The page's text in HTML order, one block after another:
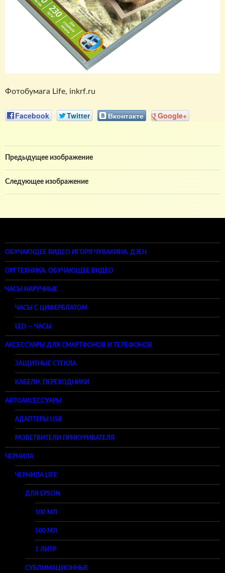
Фотобумага Life, inkrf.ru
Facebook Twitter Вконтакте Google+
Предыдущее изображение
Следующее изображение
ОБУЧАЮЩЕЕ ВИДЕО ИГОРЯ ЧУВАКИНА. ДЗЕН
ОРГТЕХНИКА. ОБУЧАЮЩЕЕ ВИДЕО
ЧАСЫ НАРУЧНЫЕ
ЧАСЫ С ЦИФЕРБЛАТОМ
LED — ЧАСЫ
АКСЕССУАРЫ ДЛЯ СМАРТФОНОВ И ТЕЛЕФОНОВ
ЗАЩИТНЫЕ СТЕКЛА
КАБЕЛИ, ПЕРЕХОДНИКИ
АВТОАКСЕССУАРЫ
АДАПТЕРЫ USB
РАЗВЕТВИТЕЛИ ПРИКУРИВАТЕЛЯ
ЧЕРНИЛА
ЧЕРНИЛА LIFE
ДЛЯ EPSON
100 МЛ
500 МЛ
1 ЛИТР
СУБЛИМАЦИОННЫЕ